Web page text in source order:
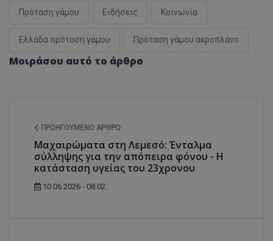
Πρόταση γάμου Ειδήσεις Κοινωνία
Ελλάδα πρόταση γάμου Πρόταση γάμου αεροπλάνο
Μοιράσου αυτό το άρθρο
ΠΡΟΗΓΟΎΜΕΝΟ ΆΡΘΡΟ
Μαχαιρώματα στη Λεμεσό: Ένταλμα
σύλληψης για την απόπειρα φόνου - Η
κατάσταση υγείας του 23χρονου
10.06.2026 - 08:02